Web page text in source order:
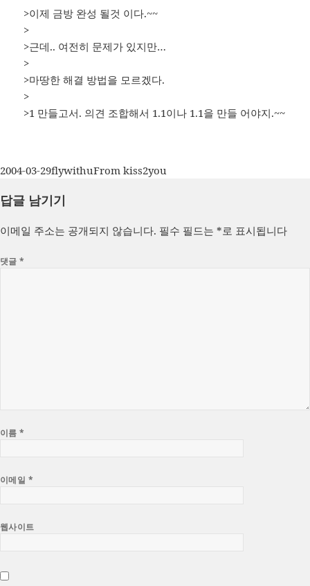
>이제 금방 완성 될것 이다.~~
>
>근데.. 여전히 문제가 있지만…
>
>마땅한 해결 방법을 모르겠다.
>
>1 만들고서. 의견 조합해서 1.1이나 1.1을 만들 어야지.~~
작
일
2004-03-29글
이
flywithu카
From kiss2you
답글 남기기
이메일 주소는 공개되지 않습니다. 필수 필드는 *로 표시됩니다
댓글*
이름*
이메일 *
웹사이트